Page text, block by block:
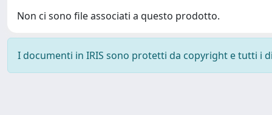
Non ci sono file associati a questo prodotto.
I documenti in IRIS sono protetti da copyright e tutti i